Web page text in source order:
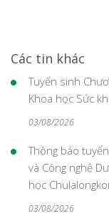
Các tin khác
Tuyển sinh
Khoa học Sức
03/08/2026
Thông báo
và Công nghệ
học
03/08/2026